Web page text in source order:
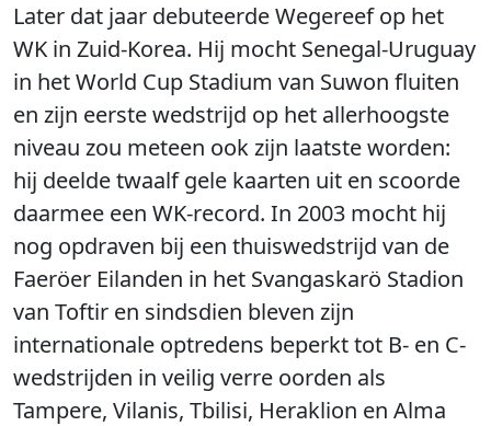
Later dat jaar debuteerde Wegereef op het
WK in Zuid-Korea. Hij mocht Senegal-Uruguay
in het World Cup Stadium van Suwon fluiten
en zijn eerste wedstrijd op het allerhoogste
niveau zou meteen ook zijn laatste worden:
hij deelde twaalf gele kaarten uit en scoorde
daarmee een WK-record. In 2003 mocht hij
nog opdraven bij een thuiswedstrijd van de
Faeröer Eilanden in het Svangaskarö Stadion
van Toftir en sindsdien bleven zijn
internationale optredens beperkt tot B- en C-
wedstrijden in veilig verre oorden als
Tampere, Vilanis, Tbilisi, Heraklion en Alma